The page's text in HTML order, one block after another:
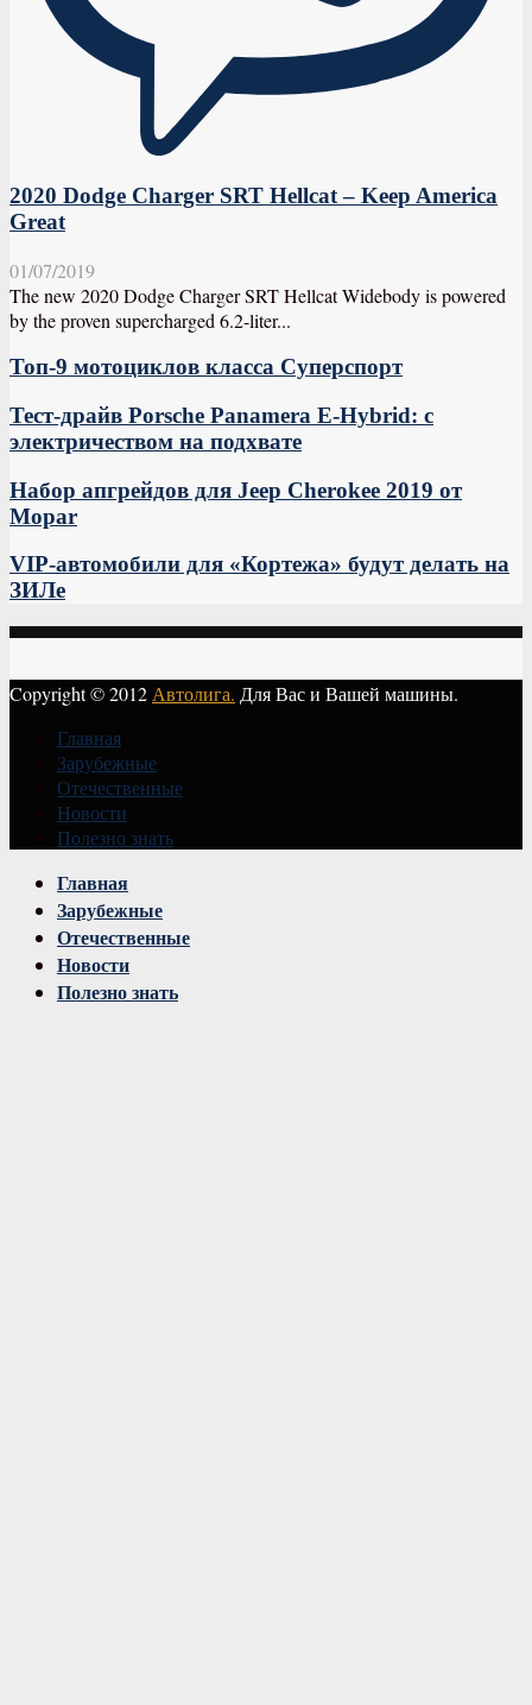
2020 Dodge Charger SRT Hellcat – Keep America
Great
01/07/2019
The new 2020 Dodge Charger SRT Hellcat Widebody is powered
by the proven supercharged 6.2-liter...
Топ-9 мотоциклов класса Суперспорт
Тест-драйв Porsche Panamera E-Hybrid: с
электричеством на подхвате
Набор апгрейдов для Jeep Cherokee 2019 от
Mopar
VIP-автомобили для «Кортежа» будут делать на
ЗИЛе
Copyright © 2012 Автолига. Для Вас и Вашей машины.
Главная
Зарубежные
Отечественные
Новости
Полезно знать
Главная
Зарубежные
Отечественные
Новости
Полезно знать